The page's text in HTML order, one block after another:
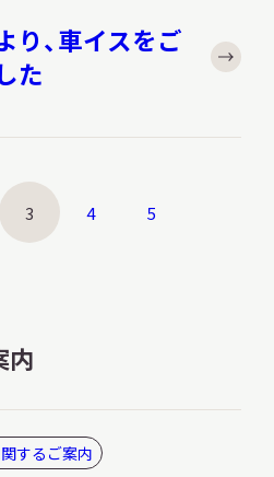
り、車イスをご
た
3 4 5
内
するご案内